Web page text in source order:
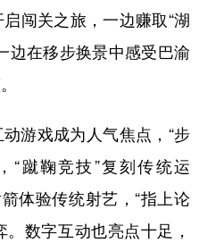
闯关之旅，一边赚取“湖
边在移步换景中感受巴渝
游戏成为人气焦点，“步
“蹴鞠竞技”复刻传统运
体验传统射艺，“指上论
。数字互动也亮点十足，